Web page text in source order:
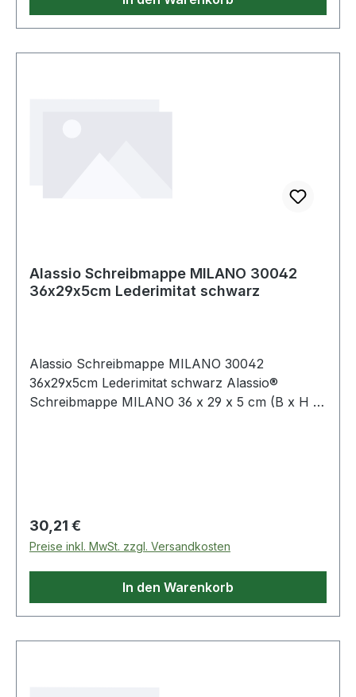
Alassio Schreibmappe MILANO 30042
36x29x5cm Lederimitat schwarz
Alassio Schreibmappe MILANO 30042
36x29x5cm Lederimitat schwarz Alassio®
Schreibmappe MILANO 36 x 29 x 5 cm (B x H x
Regulärer Preis:
30,21 €
Preise inkl. MwSt. zzgl. Versandkosten
In den Warenkorb